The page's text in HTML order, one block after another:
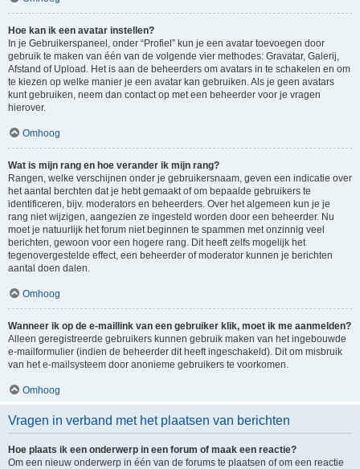
Hoe kan ik een avatar instellen?
In je Gebruikerspaneel, onder “Profiel” kun je een avatar toevoegen door
gebruik te maken van één van de volgende vier methodes: Gravatar, Galerij,
Afstand of Upload. Het is aan de beheerders om avatars in te schakelen en om
te kiezen op welke manier je een avatar kan gebruiken. Als je geen avatars
kunt gebruiken, neem dan contact op met een beheerder voor je vragen
hierover.
Omhoog
Wat is mijn rang en hoe verander ik mijn rang?
Rangen, welke verschijnen onder je gebruikersnaam, geven een indicatie over
het aantal berchten dat je hebt gemaakt of om bepaalde gebruikers te
identificeren, bijv. moderators en beheerders. Over het algemeen kun je je
rang niet wijzigen, aangezien ze ingesteld worden door een beheerder. Nu
moet je natuurlijk het forum niet beginnen te spammen met onzinnig veel
berichten, gewoon voor een hogere rang. Dit heeft zelfs mogelijk het
tegenovergestelde effect, een beheerder of moderator kunnen je berichten
aantal doen dalen.
Omhoog
Wanneer ik op de e-maillink van een gebruiker klik, moet ik me aanmelden?
Alleen geregistreerde gebruikers kunnen gebruik maken van het ingebouwde
e-mailformulier (indien de beheerder dit heeft ingeschakeld). Dit om misbruik
van het e-mailsysteem door anonieme gebruikers te voorkomen.
Omhoog
Vragen in verband met het plaatsen van berichten
Hoe plaats ik een onderwerp in een forum of maak een reactie?
Om een nieuw onderwerp in één van de forums te plaatsen of om een reactie